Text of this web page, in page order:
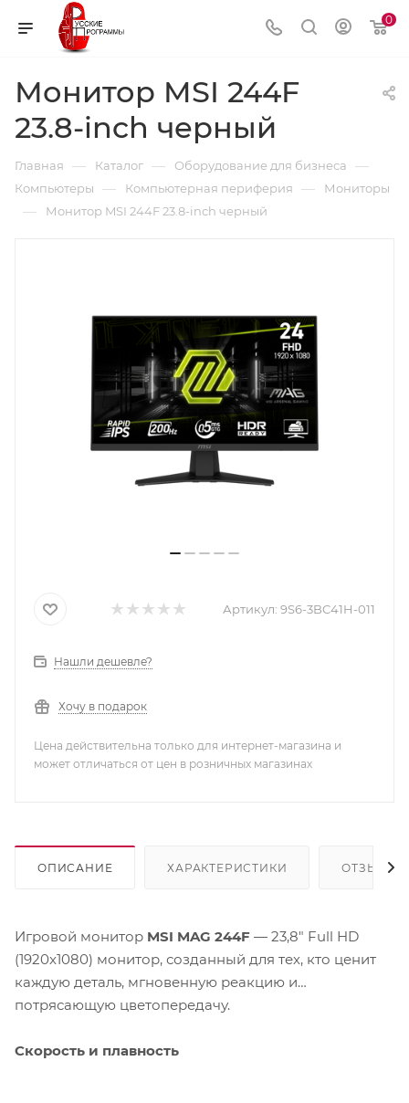
0
Монитор MSI 244F
23.8-inch черный
Главная — Каталог — Оборудование для бизнеса —
Компьютеры — Компьютерная периферия — Мониторы
— Монитор MSI 244F 23.8-inch черный
Артикул: 9S6-3BC41H-011
Нашли дешевле?
Хочу в подарок
Цена действительна только для интернет-магазина и
может отличаться от цен в розничных магазинах
ОПИСАНИЕ ХАРАКТЕРИСТИКИ ОТЗЫВЫ
Игровой монитор MSI MAG 244F — 23,8" Full HD
(1920x1080) монитор, созданный для тех, кто ценит
каждую деталь, мгновенную реакцию и
потрясающую цветопередачу.
Скорость и плавность